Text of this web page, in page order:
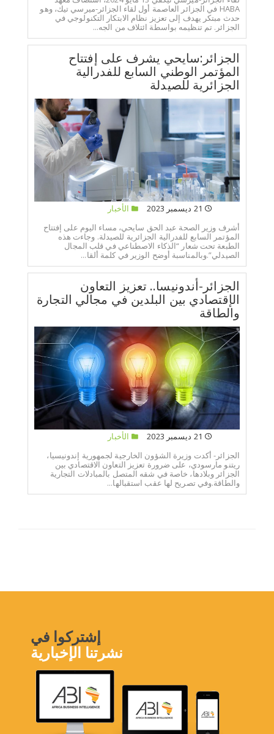
HABA في الجزائر العاصمة أول لقاء الجزائر-ميرسي تيك، وهو
حدث مبتكر يهدف إلى تعزيز نظام الابتكار التكنولوجي في
الجزائر. تم تنظيمه بواسطة ائتلاف من الجه...
الجزائر:سايحي يشرف على إفتتاح
المؤتمر الوطني السابع للفدرالية
الجزائرية للصيدلة
الأخبار
أشرف وزير الصحة عبد الحق سايحي، مساء اليوم على إفتتاح
المؤتمر السابع للفدرالية الجزائرية للصيدلة. وجاءت هذه
الطبعة تحت شعار “الذكاء الاصطناعي في قلب المجال
الصيدلي”.وبالمناسبة أوضح الوزير في كلمة ألقا...
الجزائر-أندونيسا.. تعزيز التعاون
الإقتصادي بين البلدين في مجالي التجارة
والطاقة
الأخبار
الجزائر- أكدت وزيرة الشؤون الخارجية لجمهورية إندونيسيا،
ريتنو مارسودي، على ضرورة تعزيز التعاون الاقتصادي بين
الجزائر وبلادها، خاصة في شقه المتصل بالمبادلات التجارية
والطاقة.وفي تصريح لها عقب استقبالها...
إشتركوا في
نشرتنا الإخبارية